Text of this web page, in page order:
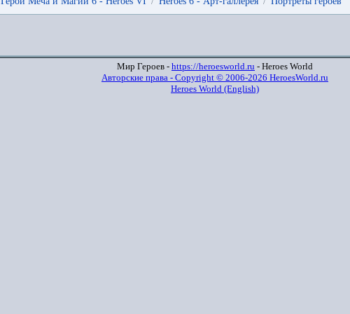
Мир Героев - https://heroesworld.ru - Heroes World
Авторские права - Copyright © 2006-2026 HeroesWorld.ru
Heroes World (English)